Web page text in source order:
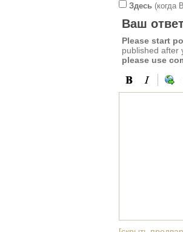
Здесь (когда
Ваш
Please start
published after
please use